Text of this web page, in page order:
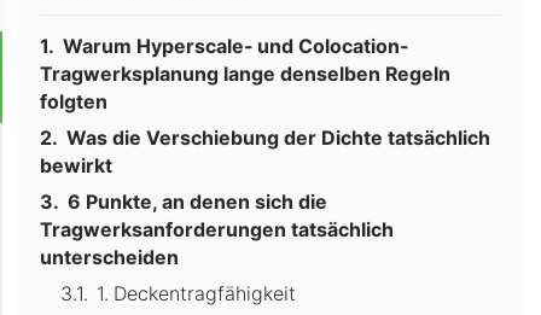
Warum Hyperscale- und Colocation-
Tragwerksplanung lange denselben Regeln
folgten
Was die Verschiebung der Dichte tatsächlich
bewirkt
6 Punkte, an denen sich die
Tragwerksanforderungen tatsächlich
unterscheiden
1. Deckentragfähigkeit